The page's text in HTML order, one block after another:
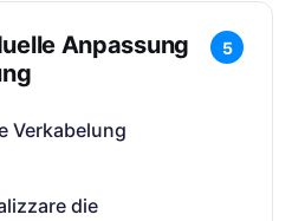
Anpassung
5
Verkabelung
die